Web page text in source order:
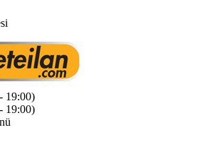
19:00)
19:00)